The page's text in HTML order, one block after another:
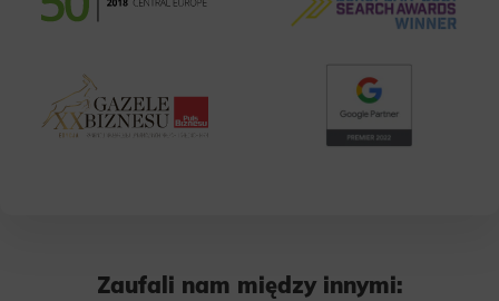
Zaufali nam między innymi: